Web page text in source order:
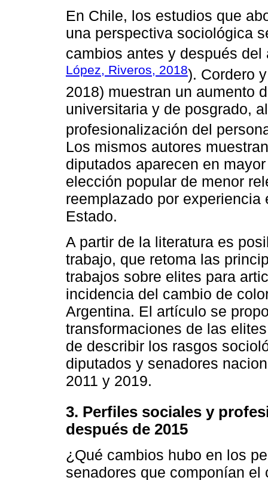
En Chile, los estudios que
una perspectiva sociológica
cambios antes y después
López, Riveros, 2018). Cordero
2018) muestran un aumento
universitaria y de posgrado,
profesionalización del
Los mismos autores
diputados aparecen en
elección popular de menor
reemplazado por
Estado.
A partir de la literatura es
trabajo, que retoma las
trabajos sobre elites para
incidencia del cambio de
Argentina. El artículo se
transformaciones de las
de describir los rasgos
diputados y senadores
2011 y 2019.
3. Perfiles sociales y
después de 2015
¿Qué cambios hubo en los
senadores que componían